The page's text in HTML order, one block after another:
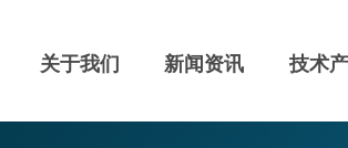
关于我们 新闻资讯 技术